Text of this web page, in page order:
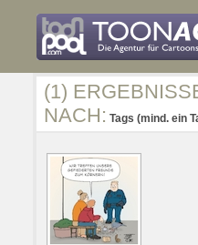
(1)
NACH: Tags (mind. ein